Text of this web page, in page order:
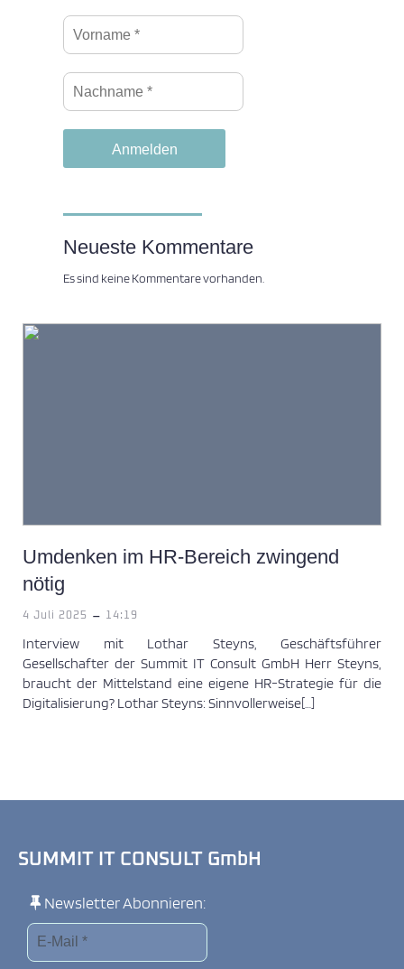
Neueste Kommentare
Es sind keine Kommentare vorhanden.
Umdenken im HR-Bereich zwingend
nötig
4 Juli 2025 - 14:19
Interview mit Lothar Steyns, Geschäftsführer
Gesellschafter der Summit IT Consult GmbH Herr Steyns,
braucht der Mittelstand eine eigene HR-Strategie für die
Digitalisierung? Lothar Steyns: Sinnvollerweise[…]
SUMMIT IT CONSULT GmbH
Newsletter Abonnieren: